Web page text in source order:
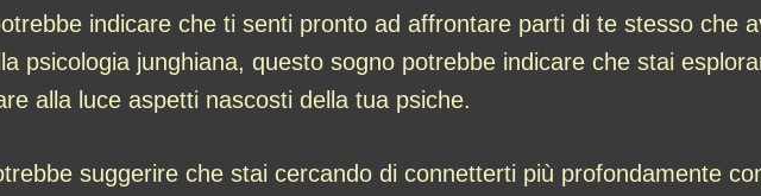
indicare che ti senti pronto ad affrontare parti di te stesso che
psicologia junghiana, questo sogno potrebbe indicare che stai
alla luce aspetti nascosti della tua psiche.
suggerire che stai cercando di connetterti più profondamente